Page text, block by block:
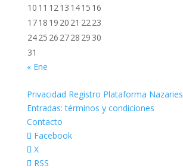
10 11 1213 1415 16
1718 19 20 21 2223
2425 26 2728 29 30
31
« Ene
Privacidad Registro Plataforma Nazaries
Entradas: términos y condiciones
Contacto
Facebook
X
RSS